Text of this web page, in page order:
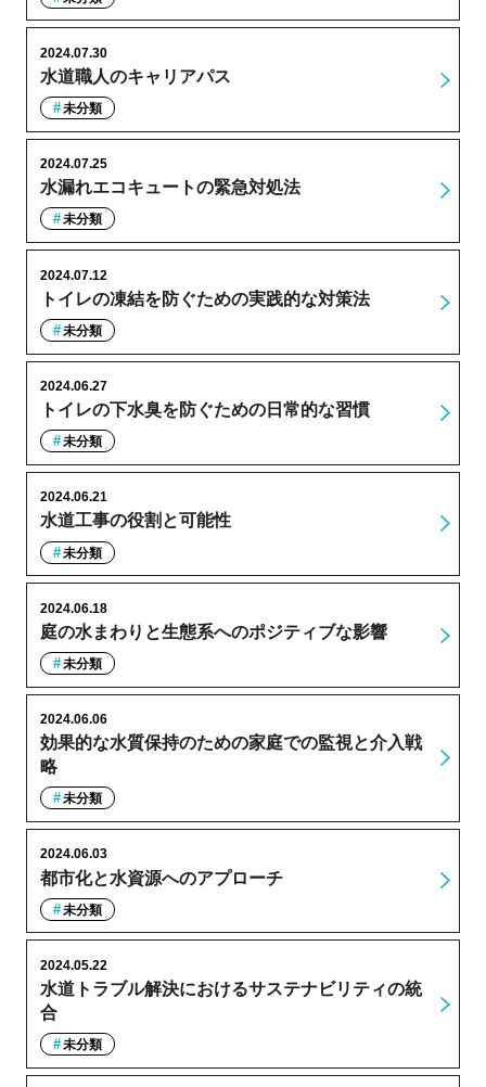
水道職人のキャリアパス
2024.07.30
未分類
水漏れエコキュートの緊急対処法
2024.07.25
未分類
トイレの凍結を防ぐための実践的な対策法
2024.07.12
未分類
トイレの下水臭を防ぐための日常的な習慣
2024.06.27
未分類
水道工事の役割と可能性
2024.06.21
未分類
庭の水まわりと生態系へのポジティブな影響
2024.06.18
未分類
効果的な水質保持のための家庭での監視と介入戦
略
2024.06.06
未分類
都市化と水資源へのアプローチ
2024.06.03
未分類
水道トラブル解決におけるサステナビリティの統
合
2024.05.22
未分類